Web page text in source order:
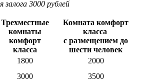
3000 рублей
Трехместные
комнаты
комфорт
класса
Комната комфорт
класса
с размещением до
шести человек
1800
2000
3000
3500